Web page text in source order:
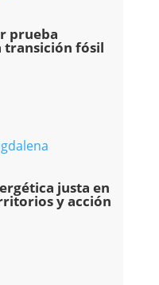
prueba
transición fósil
justa en
y acción